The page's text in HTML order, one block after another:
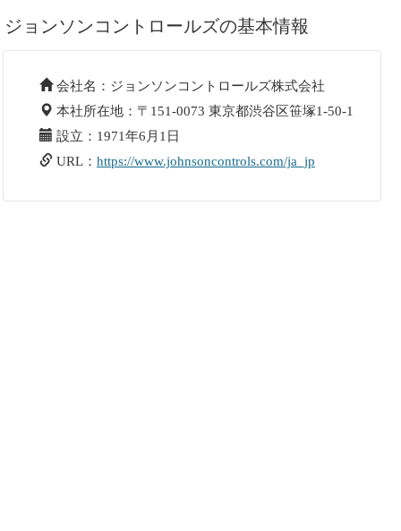
ジョンソンコントロールズの基本情報
会社名：ジョンソンコントロールズ株式会社
本社所在地：〒151-0073 東京都渋谷区笹塚1-50-1
設立：1971年6月1日
URL： https://www.johnsoncontrols.com/ja_jp